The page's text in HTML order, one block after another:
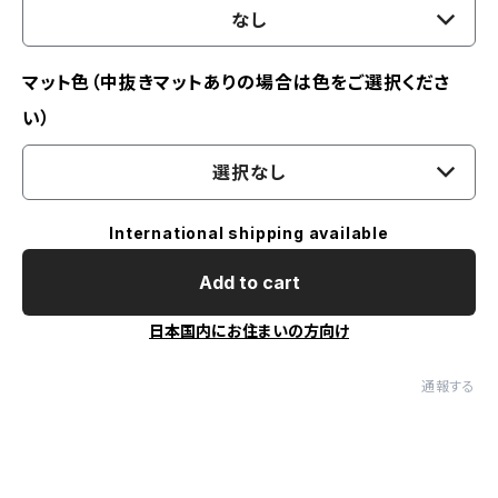
なし
マット色（中抜きマットありの場合は色をご選択くださ
い）
選択なし
International shipping available
Add to cart
日本国内にお住まいの方向け
通報する